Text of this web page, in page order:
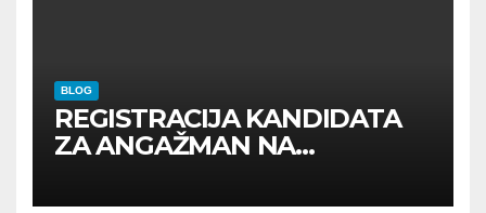
BLOG
REGISTRACIJA KANDIDATA
ZA ANGAŽMAN NA